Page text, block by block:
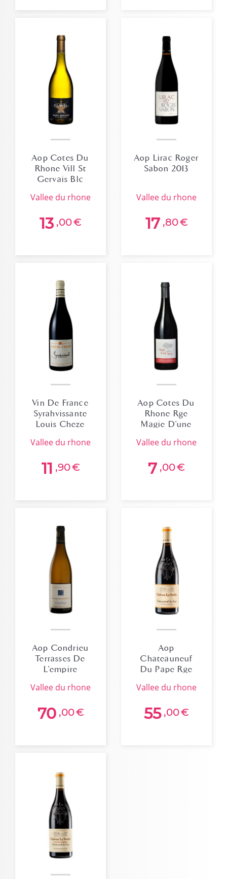
Aop Cotes Du
Rhone Vill St
Gervais Blc
Clavel 2023
vallee du rhone
13 ,00€
Aop Lirac Roger
Sabon 2013
vallee du rhone
17 ,80€
Vin De France
Syrahvissante
Louis Cheze
vallee du rhone
11 ,90€
Aop Cotes Du
Rhone Rge
Magie D'une
vallee du rhone
7 ,00€
Aop Condrieu
Terrasses De
L'empire
G.vernay 2024
vallee du rhone
70 ,00€
Aop
Chateauneuf
Du Pape Rge
Nerthe 2020 Bio
vallee du rhone
55 ,00€